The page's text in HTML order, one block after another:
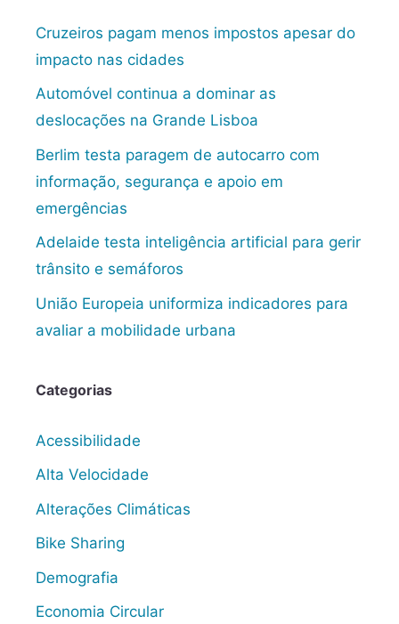
Cruzeiros pagam menos impostos apesar do
impacto nas cidades
Automóvel continua a dominar as
deslocações na Grande Lisboa
Berlim testa paragem de autocarro com
informação, segurança e apoio em
emergências
Adelaide testa inteligência artificial para gerir
trânsito e semáforos
União Europeia uniformiza indicadores para
avaliar a mobilidade urbana
Categorias
Acessibilidade
Alta Velocidade
Alterações Climáticas
Bike Sharing
Demografia
Economia Circular